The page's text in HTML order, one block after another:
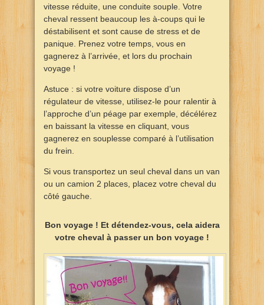
vitesse réduite, une conduite souple. Votre
cheval ressent beaucoup les à-coups qui le
déstabilisent et sont cause de stress et de
panique. Prenez votre temps, vous en
gagnerez à l’arrivée, et lors du prochain
voyage !
Astuce : si votre voiture dispose d’un
régulateur de vitesse, utilisez-le pour ralentir à
l’approche d’un péage par exemple, décélérez
en baissant la vitesse en cliquant, vous
gagnerez en souplesse comparé à l’utilisation
du frein.
Si vous transportez un seul cheval dans un van
ou un camion 2 places, placez votre cheval du
côté gauche.
Bon voyage ! Et détendez-vous, cela aidera
votre cheval à passer un bon voyage !